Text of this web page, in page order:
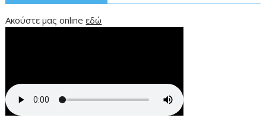
Ακούστε μας onlineεδώ